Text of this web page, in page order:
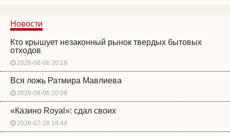
Новости
Кто крышует незаконный рынок твердых бытовых
отходов
2026-08-06 20:18
Вся ложь Ратмира Мавлиева
2026-08-06 20:09
«Казино Royal»: сдал своих
2026-07-28 18:44